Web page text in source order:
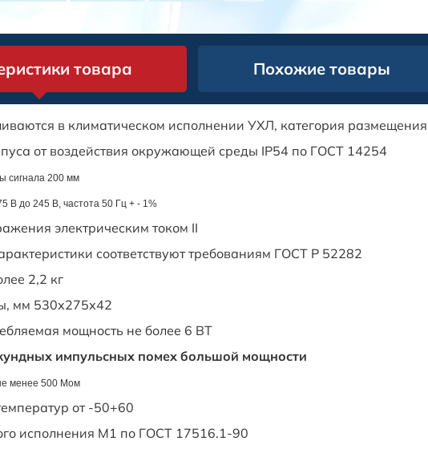
товара Похожие товары
в климатическом исполнении УХЛ, категория
от воздействия окружающей среды IP54 по ГОСТ 14254
сигнала 200 мм
В до 245 В, частота 50 Гц + - 1%
электрическим током II
соответствуют требованиям ГОСТ Р 52282
2,2 кг
мм 530х275х42
мощность не более 6 ВТ
импульсных помех большой мощности
менее 500 Мом
от -50+60
исполнения М1 по ГОСТ 17516.1-90